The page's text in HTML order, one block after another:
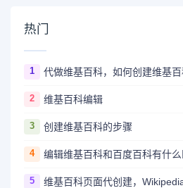
热门
1 代做维基百科，如何创建维基百
2 维基百科编辑
3 创建维基百科的步骤
4
5 维基百科页面代创建，